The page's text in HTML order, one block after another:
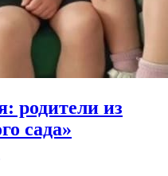
родители из
сада»